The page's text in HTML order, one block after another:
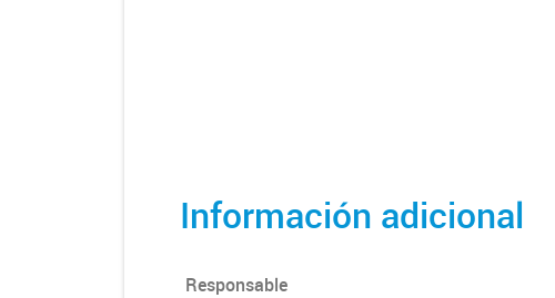
Información adicional
Responsable